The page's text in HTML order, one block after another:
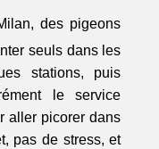
des pigeons
seuls dans les
stations, puis
le service
aller picorer dans
pas de stress, et